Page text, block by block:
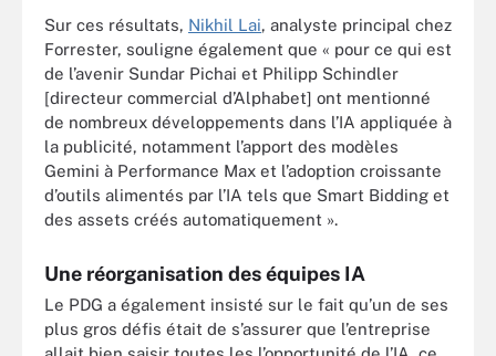
Sur ces résultats, Nikhil Lai, analyste principal chez
Forrester, souligne également que « pour ce qui est
de l’avenir Sundar Pichai et Philipp Schindler
[directeur commercial d’Alphabet] ont mentionné
de nombreux développements dans l’IA appliquée à
la publicité, notamment l’apport des modèles
Gemini à Performance Max et l’adoption croissante
d’outils alimentés par l’IA tels que Smart Bidding et
des assets créés automatiquement ».
Une réorganisation des équipes IA
Le PDG a également insisté sur le fait qu’un de ses
plus gros défis était de s’assurer que l’entreprise